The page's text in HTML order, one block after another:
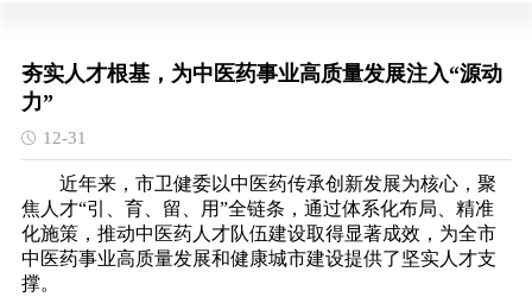
夯实人才根基，为中医药事业高质量发展注入“源动
力”
12-31
近年来，市卫健委以中医药传承创新发展为核心，聚
焦人才“引、育、留、用”全链条，通过体系化布局、精准
化施策，推动中医药人才队伍建设取得显著成效，为全市
中医药事业高质量发展和健康城市建设提供了坚实人才支
撑。